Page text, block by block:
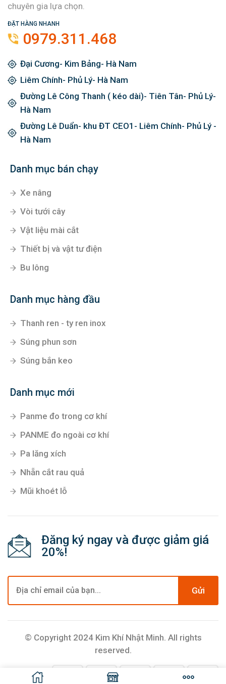
chuyên gia lựa chọn.
ĐẶT HÀNG NHANH
0979.311.468
Đại Cương- Kim Bảng- Hà Nam
Liêm Chính- Phủ Lý- Hà Nam
Đường Lê Công Thanh ( kéo dài)- Tiên Tân- Phủ Lý-
Hà Nam
Đường Lê Duẩn- khu ĐT CEO1- Liêm Chính- Phủ Lý -
Hà Nam
Danh mục bán chạy
Xe nâng
Vòi tưới cây
Vật liệu mài cắt
Thiết bị và vật tư điện
Bu lông
Danh mục hàng đầu
Thanh ren - ty ren inox
Súng phun sơn
Súng bắn keo
Danh mục mới
Panme đo trong cơ khí
PANME đo ngoài cơ khí
Pa lăng xích
Nhẵn cắt rau quả
Mũi khoét lỗ
Đăng ký ngay và được giảm giá
20%!
Gửi
© Copyright 2024 Kim Khí Nhật Minh. All rights
reserved.